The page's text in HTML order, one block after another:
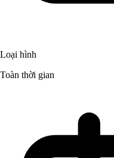
Loại hình
Toàn thời gian